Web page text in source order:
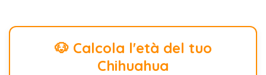
🐶 Calcola l'età del tuo
Chihuahua